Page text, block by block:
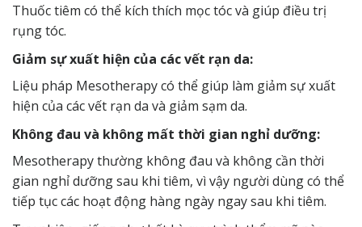
Thuốc tiêm có thể kích thích mọc tóc và giúp điều trị
rụng tóc.
Giảm sự xuất hiện của các vết rạn da:
Liệu pháp Mesotherapy có thể giúp làm giảm sự xuất
hiện của các vết rạn da và giảm sạm da.
Không đau và không mất thời gian nghỉ dưỡng:
Mesotherapy thường không đau và không cần thời
gian nghỉ dưỡng sau khi tiêm, vì vậy người dùng có thể
tiếp tục các hoạt động hàng ngày ngay sau khi tiêm.